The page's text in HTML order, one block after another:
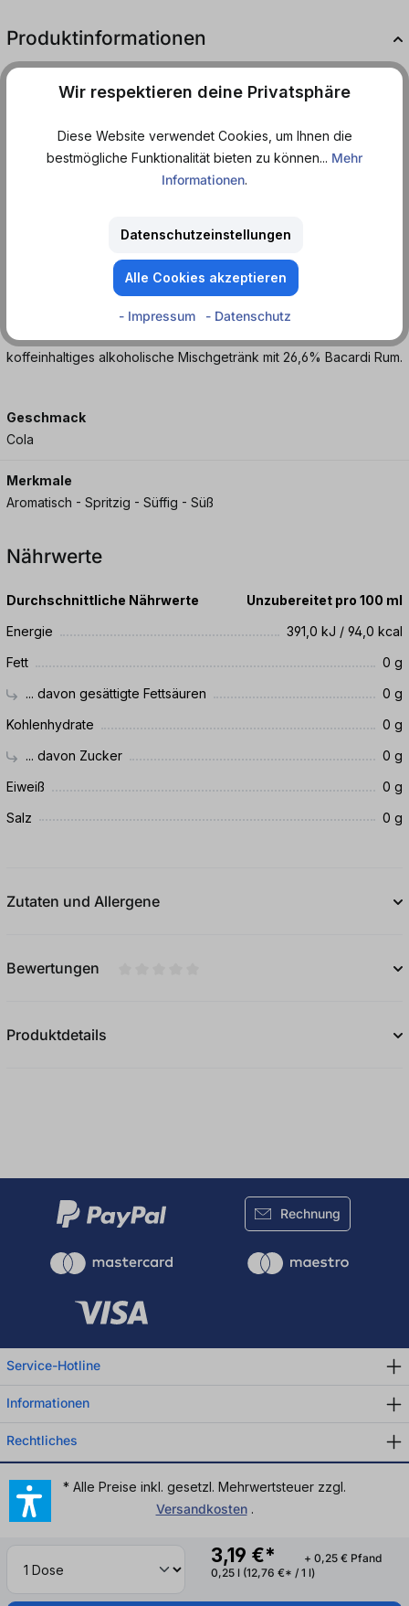
3,19 €*
+ 0,25 € Pfand
0,25 l (12,76 €* / 1 l)
Produktinformationen
Du bist auf der Suche nach einem aufregenden
Mix aus Gewürzen und erfrischendem Cola-
Geschmack?
Dann ist Bacardi Spiced & Cola in der praktischen Dose genau
das Richtige für dich! Genieße den intensiven Geschmack von
du dich entspannen oder feiern möchtest, dieser Mix wird dich
Bestelle jetzt bei dosenmatrosen.de und lass dich von Bacardi
Spiced & Cola mitreißen!
koffeinhaltiges alkoholische Mischgetränk mit 26,6% Bacardi Rum.
Geschmack
Cola
Merkmale
Aromatisch - Spritzig - Süffig - Süß
Nährwerte
Durchschnittliche Nährwerte
Unzubereitet pro 100 ml
Energie
391,0 kJ / 94,0 kcal
Fett
0 g
... davon gesättigte Fettsäuren
0 g
Kohlenhydrate
0 g
... davon Zucker
0 g
Eiweiß
0 g
Salz
0 g
Zutaten und Allergene
Bewertungen
Produktdetails
Rechnung
Service-Hotline
Informationen
Rechtliches
* Alle Preise inkl. gesetzl. Mehrwertsteuer zzgl.
Versandkosten.
Wir respektieren deine Privatsphäre
Diese Website verwendet Cookies, um Ihnen die
bestmögliche Funktionalität bieten zu können... Mehr
Informationen.
Datenschutzeinstellungen
Alle Cookies akzeptieren
- Impressum - Datenschutz